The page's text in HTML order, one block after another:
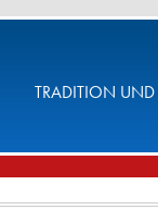
TRADITION UND